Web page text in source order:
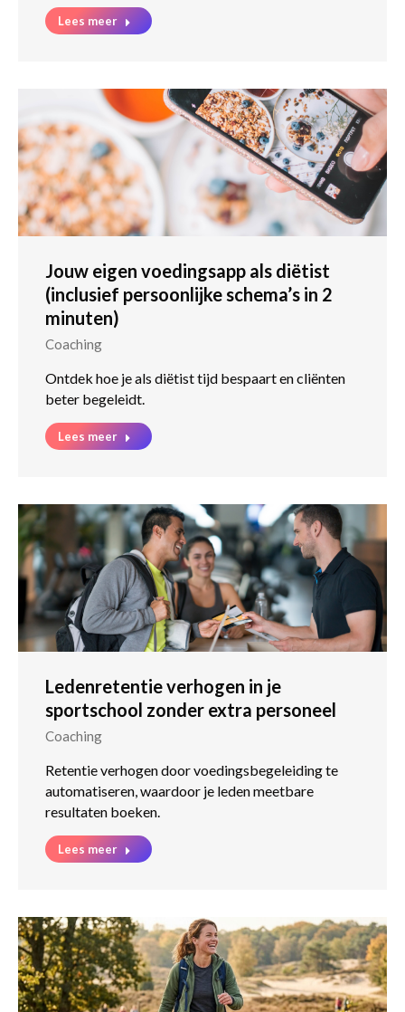
Lees meer
Jouw eigen voedingsapp als diëtist
(inclusief persoonlijke schema’s in 2
minuten)
Coaching
Ontdek hoe je als diëtist tijd bespaart en cliënten
beter begeleidt.
Lees meer
Ledenretentie verhogen in je
sportschool zonder extra personeel
Coaching
Retentie verhogen door voedingsbegeleiding te
automatiseren, waardoor je leden meetbare
resultaten boeken.
Lees meer